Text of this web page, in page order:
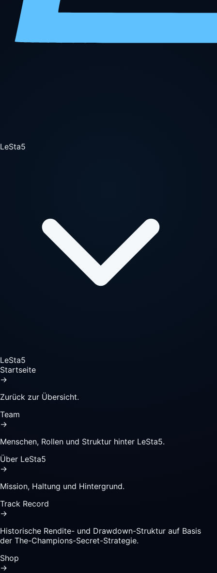
LeSta5
LeSta5
Startseite
→
Zurück zur Übersicht.
Team
→
Menschen, Rollen und Struktur hinter LeSta5.
Über LeSta5
→
Mission, Haltung und Hintergrund.
Track Record
→
Historische Rendite- und Drawdown-Struktur auf Basis
der The-Champions-Secret-Strategie.
Shop
→